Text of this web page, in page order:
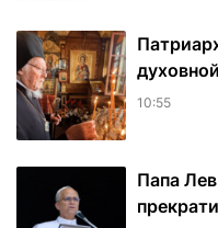
10:55
Папа